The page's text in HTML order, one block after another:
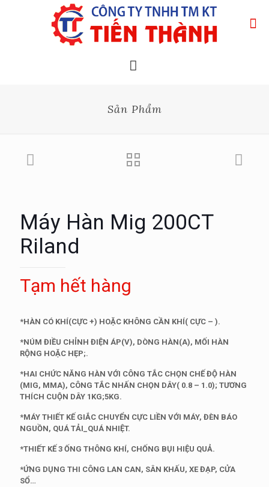
Sản Phẩm
Máy Hàn Mig 200CT
Riland
Tạm hết hàng
*HÀN CÓ KHÍ(CỰC +) HOẶC KHÔNG CẦN KHÍ( CỰC – ).
*NÚM ĐIỀU CHỈNH ĐIỆN ÁP(V), DÒNG HÀN(A), MỐI HÀN
RỘNG HOẶC HẸP;.
*HAI CHỨC NĂNG HÀN VỚI CÔNG TẮC CHỌN CHẾ ĐỘ HÀN
(MIG, MMA), CÔNG TẮC NHẤN CHỌN DÂY( 0.8 – 1.0); TƯƠNG
THÍCH CUỘN DÂY 1KG;5KG.
*MÁY THIẾT KẾ GIẮC CHUYỂN CỰC LIỀN VỚI MÁY, ĐÈN BÁO
NGUỒN, QUÁ TẢI_QUÁ NHIỆT.
*THIẾT KẾ 3 ỐNG THÔNG KHÍ, CHỐNG BỤI HIỆU QUẢ.
*ỨNG DỤNG THI CÔNG LAN CAN, SÂN KHẤU, XE ĐẠP, CỬA
SỔ…